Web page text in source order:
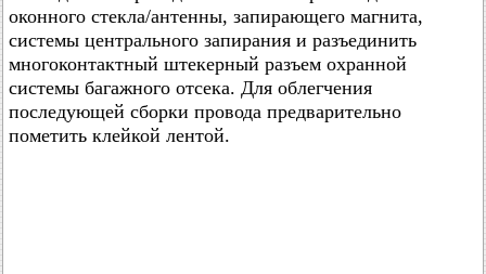
оконного стекла/антенны, запирающего магнита,
системы центрального запирания и разъединить
многоконтактный штекерный разъем охранной
системы багажного отсека. Для облегчения
последующей сборки провода предварительно
пометить клейкой лентой.